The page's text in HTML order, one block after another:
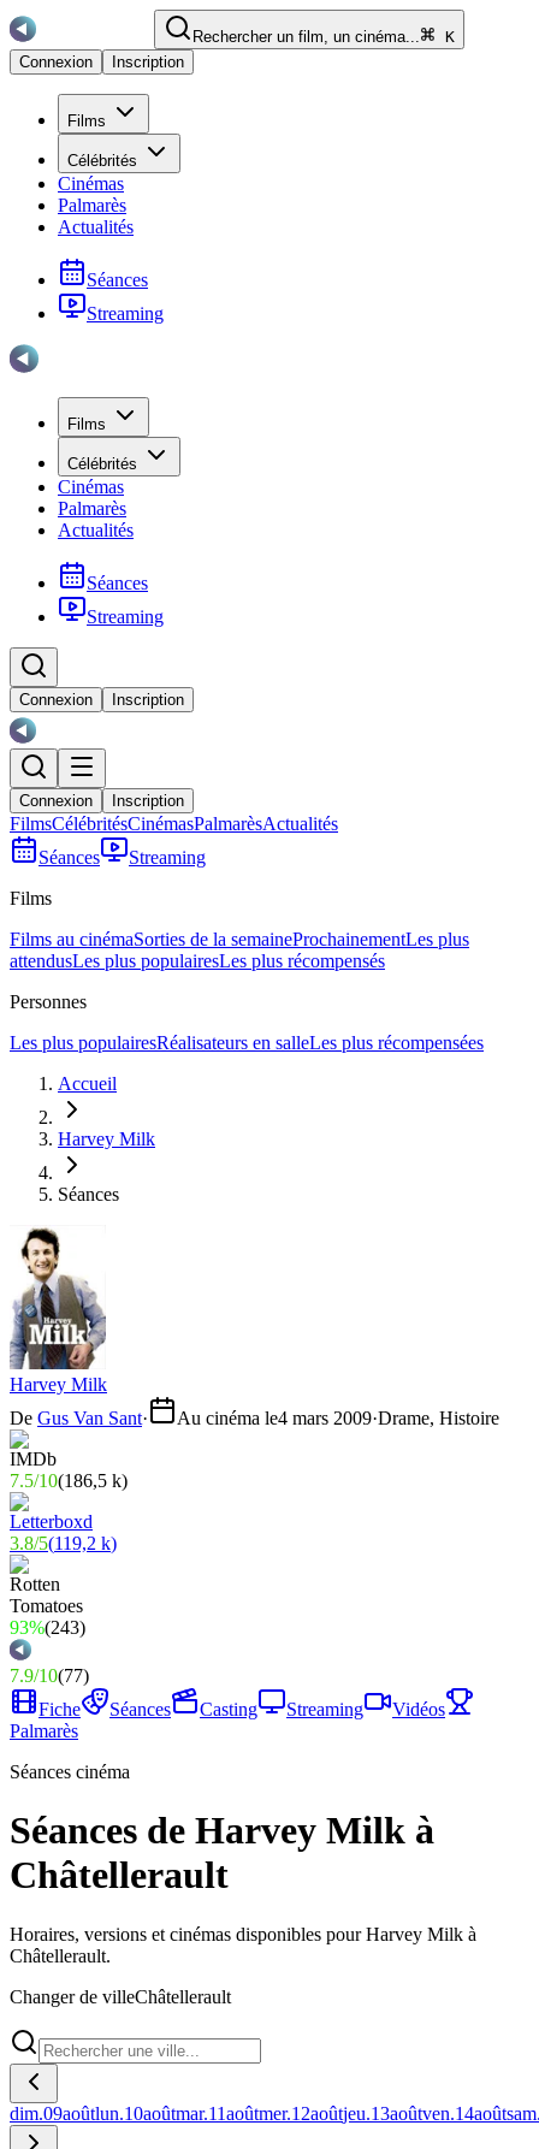
Rechercher un film, un cinéma...
K
Connexion
Inscription
Films
Célébrités
Cinémas
Palmarès
Actualités
Séances
Streaming
Films
Célébrités
Cinémas
Palmarès
Actualités
Séances
Streaming
Connexion Inscription
Connexion Inscription
FilmsCélébritésCinémasPalmarèsActualités
Séances
Streaming
Films
Films au cinémaSorties de la semaineProchainementLes plus
attendusLes plus populairesLes plus récompensés
Personnes
Les plus populairesRéalisateurs en salleLes plus récompensées
Accueil
Harvey Milk
Séances
Harvey Milk
De Gus Van Sant· Au cinéma le4 mars 2009·Drame, Histoire
7.5/10(186,5 k)
3.8/5(119,2 k)
93%(243)
7.9/10(77)
Fiche
Séances Casting Streaming
Vidéos
Palmarès
Séances cinéma
Séances de Harvey Milk à
Châtellerault
Horaires, versions et cinémas disponibles pour Harvey Milk à
Châtellerault.
Changer de villeChâtellerault
dim.09aoûtlun.10aoûtmar.11aoûtmer.12aoûtjeu.13aoûtven.14août